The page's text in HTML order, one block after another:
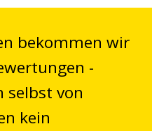
bekommen wir
-
selbst von
kein